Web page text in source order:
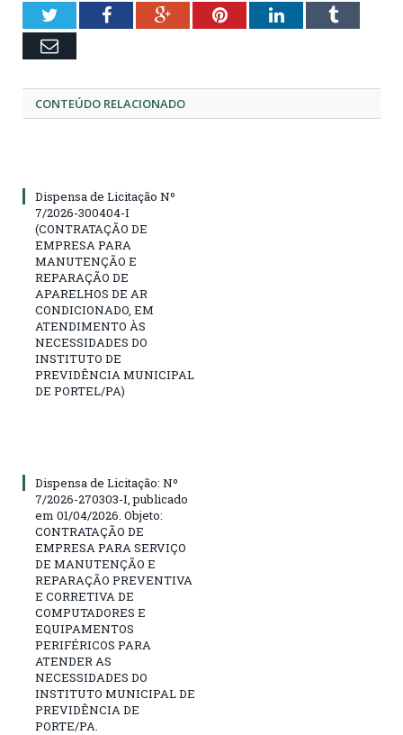
TwitterFacebookGoogle+PinterestLinkedInTumblr
Email
CONTEÚDO RELACIONADO
Dispensa de Licitação Nº
7/2026-300404-I
(CONTRATAÇÃO DE
EMPRESA PARA
MANUTENÇÃO E
REPARAÇÃO DE
APARELHOS DE AR
CONDICIONADO, EM
ATENDIMENTO ÀS
NECESSIDADES DO
INSTITUTO DE
PREVIDÊNCIA MUNICIPAL
DE PORTEL/PA)
Dispensa de Licitação: Nº
7/2026-270303-I, publicado
em 01/04/2026. Objeto:
CONTRATAÇÃO DE
EMPRESA PARA SERVIÇO
DE MANUTENÇÃO E
REPARAÇÃO PREVENTIVA
E CORRETIVA DE
COMPUTADORES E
EQUIPAMENTOS
PERIFÉRICOS PARA
ATENDER AS
NECESSIDADES DO
INSTITUTO MUNICIPAL DE
PREVIDÊNCIA DE
PORTE/PA.